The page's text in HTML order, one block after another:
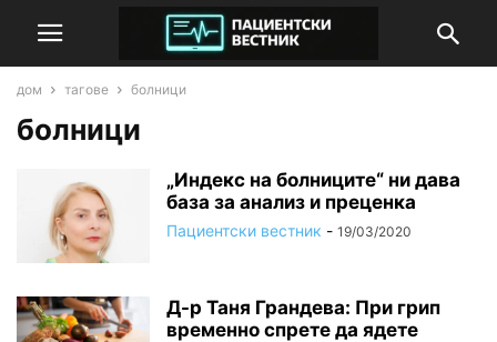
дом тагове болници
болници
„Индекс на болниците“ ни дава
база за анализ и преценка
Пациентски вестник - 19/03/2020
Д-р Таня Грандева: При грип
временно спрете да ядете